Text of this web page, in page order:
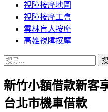
視障按摩地圖
視障按摩工會
雲林盲人按摩
高雄視障按摩
搜
關
鍵
字:
新竹小額借款新客
台北市機車借款